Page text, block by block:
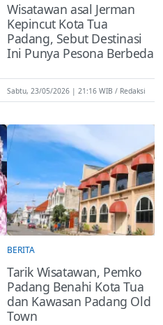
Wisatawan asal Jerman
Kepincut Kota Tua
Padang, Sebut Destinasi
Ini Punya Pesona Berbeda
Sabtu, 23/05/2026 | 21:16 WIB Redaksi
BERITA
Tarik Wisatawan, Pemko
Padang Benahi Kota Tua
dan Kawasan Padang Old
Town